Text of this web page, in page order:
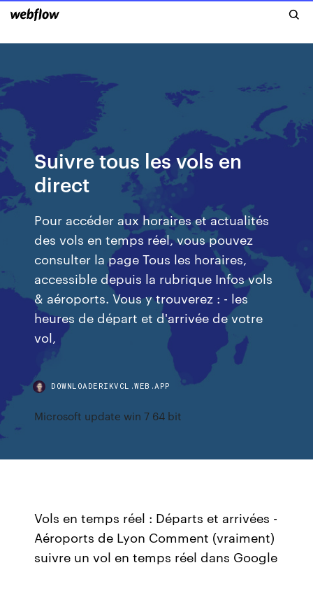
Suivre tous les vols en
direct
Pour accéder aux horaires et actualités
des vols en temps réel, vous pouvez
consulter la page Tous les horaires,
accessible depuis la rubrique Infos vols
& aéroports. Vous y trouverez : - les
heures de départ et d'arrivée de votre
vol,
DOWNLOADERIKVCL.WEB.APP
Microsoft update win 7 64 bit
Vols en temps réel : Départs et arrivées -
Aéroports de Lyon Comment (vraiment)
suivre un vol en temps réel dans Google